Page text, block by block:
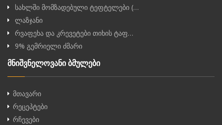
სახლში მომზადებული ტეფტელები (…
ლაზჯანი
რვაფეხა და კრევეტები თიხის ტაფ…
9% გემრიელი ძმარი
მნიშვნელოვანი ბმულები
მთავარი
რეცეპტები
რჩევები